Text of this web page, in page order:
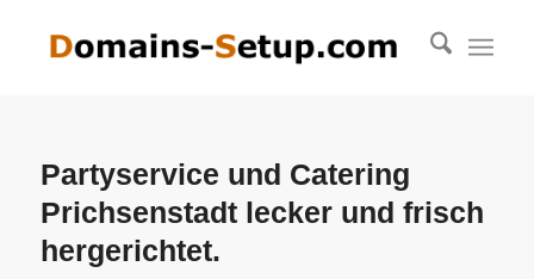
Partyservice und Catering
Prichsenstadt lecker und frisch
hergerichtet.